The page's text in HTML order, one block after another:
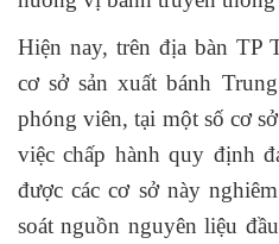
Hiện nay, trên địa bàn TP
cơ sở sản xuất bánh
phóng viên, tại một số cơ
việc chấp hành quy định
được các cơ sở này
soát nguồn nguyên liệu